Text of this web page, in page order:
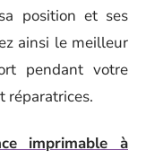
position et ses
ainsi le meilleur
pendant votre
réparatrices.
imprimable à